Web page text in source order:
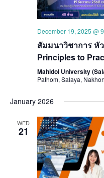
December 19, 2025 @
สัมมนาวิชาการ หั
Principles to
Mahidol University
Pathom, Salaya,
January 2026
WED
21